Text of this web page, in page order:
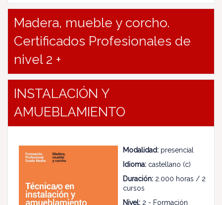
Madera, mueble y corcho.
Certificados Profesionales de
nivel 2 +
INSTALACIÓN Y
AMUEBLAMIENTO
Modalidad: presencial
Idioma: castellano (c)
Duración: 2.000 horas / 2
cursos
Nivel: 2 - Formación